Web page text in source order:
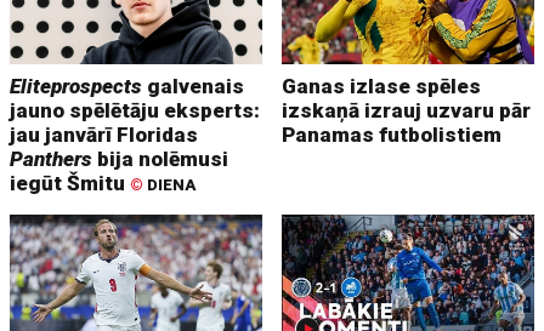
Eliteprospects galvenais
jauno spēlētāju eksperts:
jau janvārī Floridas
Panthers bija nolēmusi
iegūt Šmitu © DIENA
Ganas izlase spēles
izskaņā izrauj uzvaru pār
Panamas futbolistiem